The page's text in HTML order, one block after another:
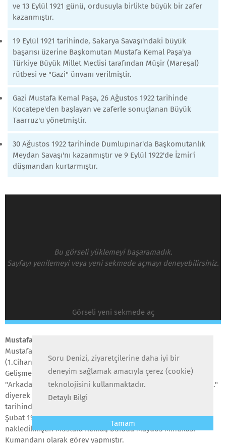
ve 13 Eylül 1921 günü, ordusuyla birlikte büyük bir zafer
kazanmıştır.
19 Eylül 1921 tarihinde, Sakarya Savaşı'ndaki büyük
başarısı üzerine Başkomutan Mustafa Kemal Paşa'ya
Türkiye Büyük Millet Meclisi tarafından Müşir (Mareşal)
rütbesi ve "Gazi" ünvanı verilmiştir.
Gazi Mustafa Kemal Paşa, 26 Ağustos 1922 tarihinde
Kocatepe'den başlayan ve zaferle sonuçlanan Büyük
Taarruz'u yönetmiştir.
30 Ağustos 1922 tarihinde Dumlupınar'da Başkomutanlık
Meydan Savaşı'nı kazanmıştır ve 9 Eylül 1922'de İzmir'i
düşmandan kurtarmıştır.
Bu görseli yüklemeyi başaramadık.
Sayfayı yenilemeyi veya yeni sekmede açmayı deneyebilirsiniz.
Görseli yeni sekmede aç
Mustafa Kemal Atatürk'ün 1. Dünya Savaşı’ndaki Rolü Nedir?
Mustafa Kemal, 1914 yılının Ağustos ayında 1. Dünya Savaşı
(1.Cihan Harbi) başladığı zaman Sofya'da askeriateşedir.
Gelişmeleri yakından takip etmiş ve başkumandanlıktan
"Arkadaşlarım ateş hattındayken burada kalmam doğru değil."
diyerek ısrarla muharebe hattını istemiştir. 20 Ocak 1915
tarihinde 19. Tümen Komutanlığı'na atanmıştır. Bu tümen, 25
Şubat 1915 tarihinde Tekirdağ'dan Maydos’a (Eceabat)
nakledilmiştir. Mustafa Kemal, burada Maydos Mıntıkası
Kumandanı olarak görev yapmıştır.
Soru Denizi, ziyaretçilerine daha iyi bir
deneyim sağlamak amacıyla çerez (cookie)
teknolojisini kullanmaktadır.
Detaylı Bilgi
Tamam